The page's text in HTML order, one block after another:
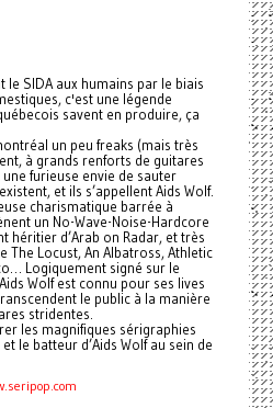
SIDA aux humains par le biais
c'est une légende
savent en produire, ça
un peu freaks (mais très
à grands renforts de guitares
furieuse envie de sauter
et ils s’appellent Aids Wolf.
charismatique barrée à
un No-Wave-Noise-Hardcore
héritier d’Arab on Radar, et très
The Locust, An Albatross, Athletic
Logiquement signé sur le
Wolf est connu pour ses lives
le public à la manière
stridentes.
les magnifiques sérigraphies
le batteur d’Aids Wolf au sein de